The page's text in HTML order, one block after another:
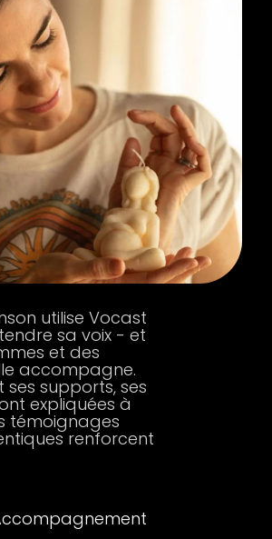
utilise Vocast
sa voix - et
et des
accompagne.
ses supports, ses
expliquées à
témoignages
renforcent